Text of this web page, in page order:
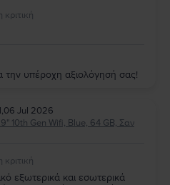
την υπέροχη αξιολόγησή σας!
,06 Jul 2026
10th Gen Wifi, Blue, 64 GB, Σαν
εξωτερικά και εσωτερικά